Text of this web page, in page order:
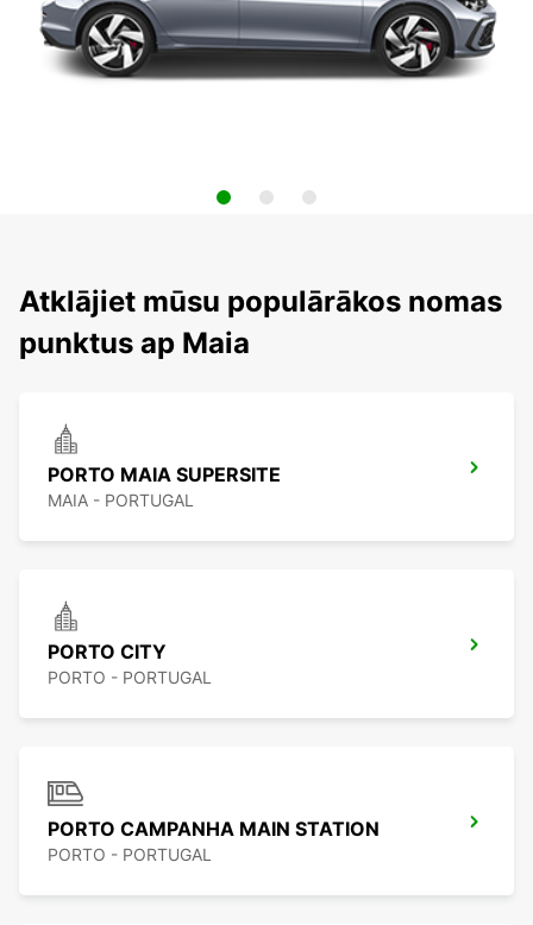
Atklājiet mūsu populārākos nomas
punktus ap Maia
PORTO MAIA SUPERSITE
MAIA - PORTUGAL
PORTO CITY
PORTO - PORTUGAL
PORTO CAMPANHA MAIN STATION
PORTO - PORTUGAL